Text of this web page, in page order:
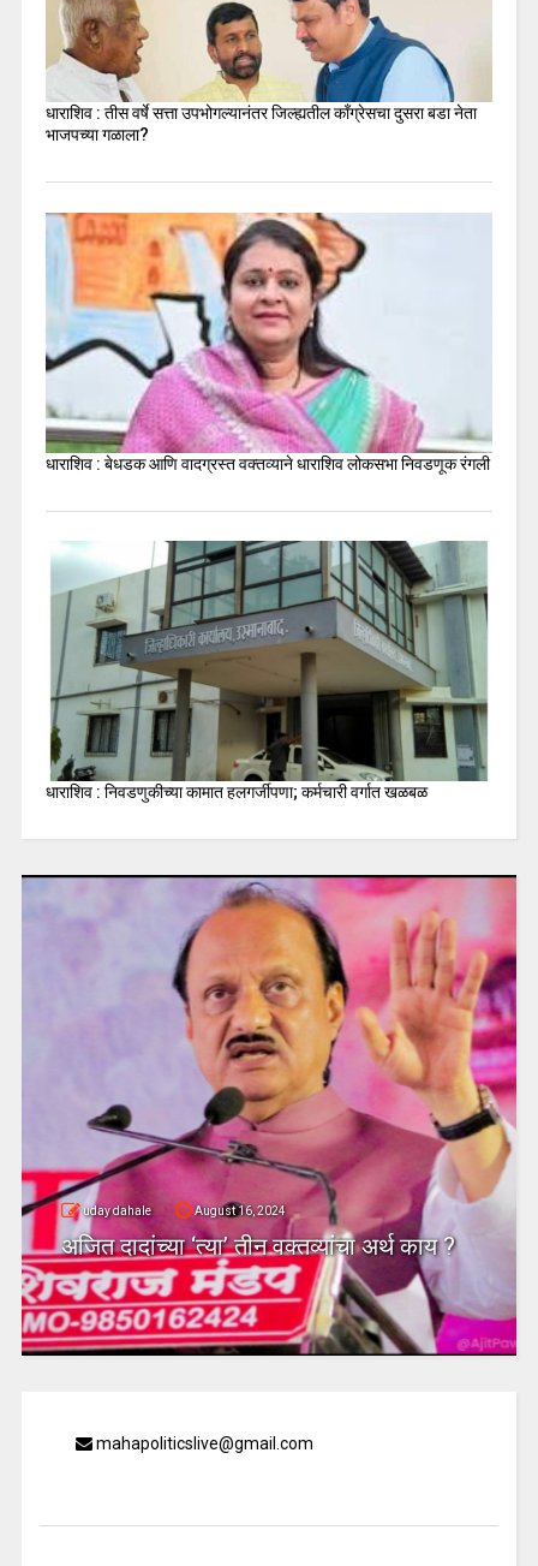
धाराशिव : तीस वर्षे सत्ता उपभोगल्यानंतर जिल्ह्यतील कॉंग्रेसचा दुसरा बडा नेता
भाजपच्या गळाला?
धाराशिव : बेधडक आणि वादग्रस्त वक्तव्याने धाराशिव लोकसभा निवडणूक रंगली
धाराशिव : निवडणुकीच्या कामात हलगर्जीपणा; कर्मचारी वर्गात खळबळ
uday dahale August 16, 2024
अजित दादांच्या ‘त्या’ तीन वक्तव्यांचा अर्थ काय ?
mahapoliticslive@gmail.com